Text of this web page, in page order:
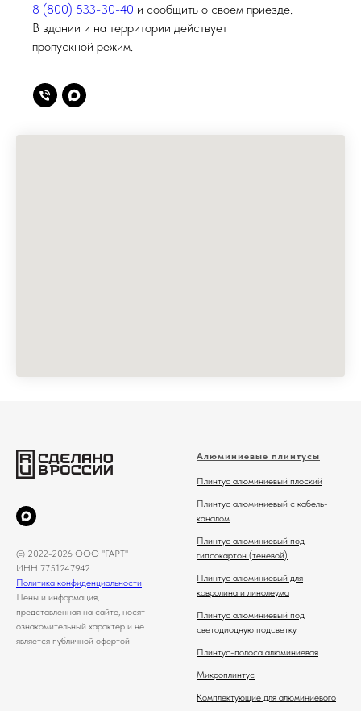
8 (800) 533-30-40 и сообщить о своем приезде.
В здании и на территории действует
пропускной режим.
© 2022-2026 ООО "ГАРТ"
ИНН 7751247942
Политика конфиденциальности
Цены и информация,
представленная на сайте, носят
ознакомительный характер и не
является публичной офертой
Алюминиевые плинтусы
Плинтус алюминиевый плоский
Плинтус алюминиевый с кабель-
каналом
Плинтус алюминиевый под
гипсокартон (теневой)
Плинтус алюминиевый для
ковролина и линолеума
Плинтус алюминиевый под
светодиодную подсветку
Плинтус-полоса алюминиевая
Микроплинтус
Комплектующие для алюминиевого